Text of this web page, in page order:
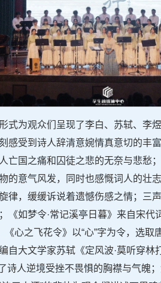
式为观众们呈现了李白、苏轼、李
感受到诗人辞清意婉情真意切的丰
亡国之痛和囚徒之悲的无奈与悲愁
的意气风发，同时也感慨词人的壮
律，缓缓诉说着遗憾伤感之情；三
《如梦令·常记溪亭日暮》来自宋
心之飞花令》以“心”字为令，选
大文学家苏轼《定风波·莫听穿林
了诗人逆境受挫不畏惧的胸襟与气